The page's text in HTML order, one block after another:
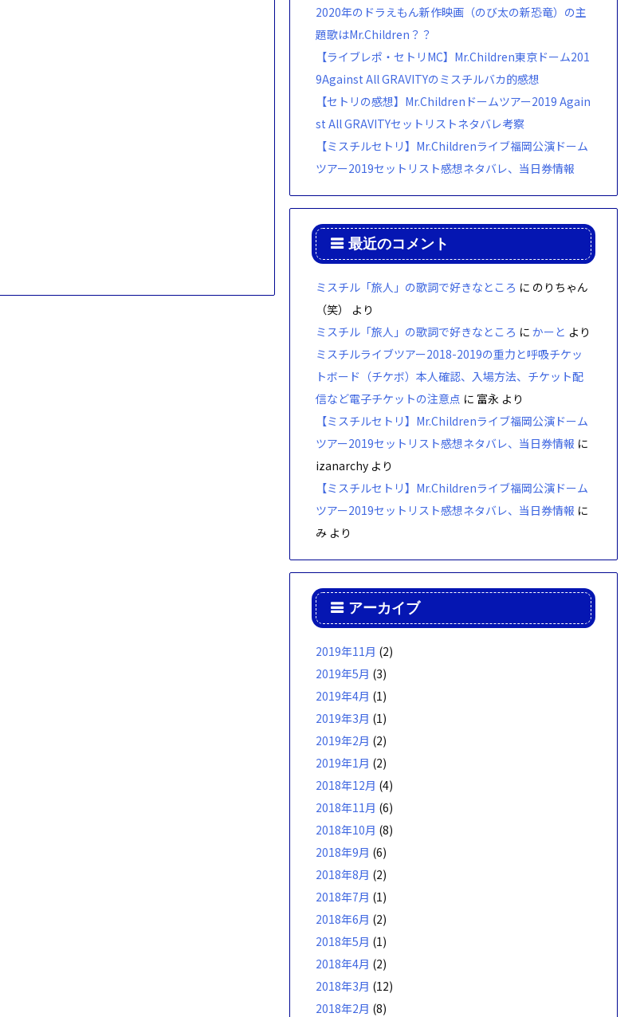
2020年のドラえもん新作映画（のび太の新恐竜）の主
題歌はMr.Children？？
【ライブレポ・セトリMC】Mr.Children東京ドーム201
9Against All GRAVITYのミスチルバカ的感想
【セトリの感想】Mr.Childrenドームツアー2019 Again
st All GRAVITYセットリストネタバレ考察
【ミスチルセトリ】Mr.Childrenライブ福岡公演ドーム
ツアー2019セットリスト感想ネタバレ、当日券情報
最近のコメント
ミスチル「旅人」の歌詞で好きなところ に のりちゃん
（笑）
より
ミスチル「旅人」の歌詞で好きなところ に かーと より
ミスチルライブツアー2018-2019の重力と呼吸チケッ
トボード（チケボ）本人確認、入場方法、チケット配
信など電子チケットの注意点 に 富永 より
【ミスチルセトリ】Mr.Childrenライブ福岡公演ドーム
ツアー2019セットリスト感想ネタバレ、当日券情報 に
izanarchy より
【ミスチルセトリ】Mr.Childrenライブ福岡公演ドーム
ツアー2019セットリスト感想ネタバレ、当日券情報 に
み より
アーカイブ
2019年11月 (2)
2019年5月 (3)
2019年4月 (1)
2019年3月 (1)
2019年2月 (2)
2019年1月 (2)
2018年12月 (4)
2018年11月 (6)
2018年10月 (8)
2018年9月 (6)
2018年8月 (2)
2018年7月 (1)
2018年6月 (2)
2018年5月 (1)
2018年4月 (2)
2018年3月 (12)
2018年2月 (8)